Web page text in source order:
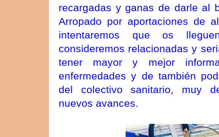
recargadas y ganas de darle al
Arropado por aportaciones de
intentaremos que os
consideremos relacionadas y
tener mayor y mejor
enfermedades y de también
del colectivo sanitario, muy
nuevos avances.